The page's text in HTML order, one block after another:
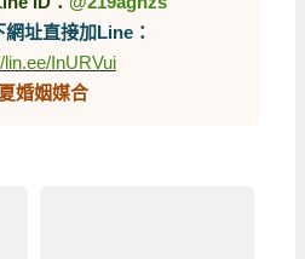
網址直接加Line：
lin.ee/InURVui
婚姻媒合